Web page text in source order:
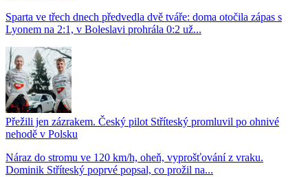
Sparta ve třech dnech předvedla dvě tváře: doma otočila zápas s
Lyonem na 2:1, v Boleslavi prohrála 0:2 už...
Přežili jen zázrakem. Český pilot Stříteský promluvil po ohnivé
nehodě v Polsku
Náraz do stromu ve 120 km/h, oheň, vyprošťování z vraku.
Dominik Stříteský poprvé popsal, co prožil na...